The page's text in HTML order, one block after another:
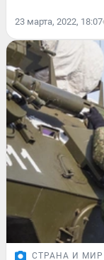
23 марта, 2022, 18:07
СТРАНА И МИР